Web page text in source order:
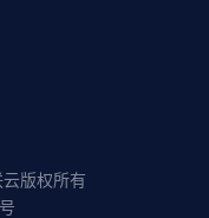
云版权所有